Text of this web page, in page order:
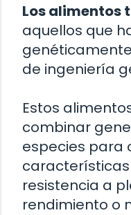
Los alimentos
aquellos que
de ingeniería
Estos
combinar
especies para
resistencia a
rendimiento o